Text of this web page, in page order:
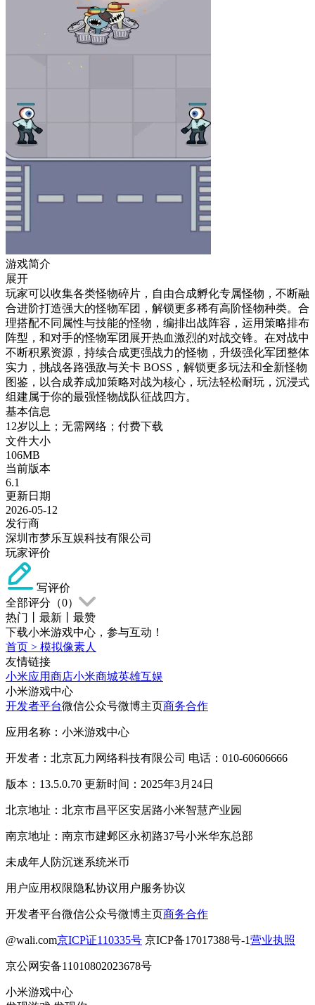
游戏简介
展开
玩家可以收集各类怪物碎片，自由合成孵化专属怪物，不断融
合进阶打造强大的怪物军团，解锁更多稀有高阶怪物种类。合
理搭配不同属性与技能的怪物，编排出战阵容，运用策略排布
阵型，和对手的怪物军团展开热血激烈的对战交锋。在对战中
不断积累资源，持续合成更强战力的怪物，升级强化军团整体
实力，挑战各路强敌与关卡 BOSS，解锁更多玩法和全新怪物
图鉴，以合成养成加策略对战为核心，玩法轻松耐玩，沉浸式
组建属于你的最强怪物战队征战四方。
基本信息
12岁以上；无需网络；付费下载
文件大小
106MB
当前版本
6.1
更新日期
2026-05-12
发行商
深圳市梦乐互娱科技有限公司
玩家评价
写评价
全部评分（0）
热门
最新
最赞
下载小米游戏中心，参与互动！
首页 > 模拟像素人
友情链接
小米应用商店小米商城英雄互娱
小米游戏中心
开发者平台微信公众号微博主页商务合作
应用名称：小米游戏中心
开发者：北京瓦力网络科技有限公司 电话：010-60606666
版本：13.5.0.70 更新时间：2025年3月24日
北京地址：北京市昌平区安居路小米智慧产业园
南京地址：南京市建邺区永初路37号小米华东总部
未成年人防沉迷系统米币
用户应用权限隐私协议用户服务协议
开发者平台微信公众号微博主页商务合作
@wali.com京ICP证110335号 京ICP备17017388号-1营业执照
京公网安备11010802023678号
小米游戏中心